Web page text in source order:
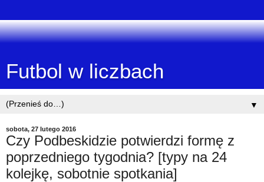
Futbol w liczbach
▼
sobota, 27 lutego 2016
Czy Podbeskidzie potwierdzi formę z
poprzedniego tygodnia? [typy na 24
kolejkę, sobotnie spotkania]